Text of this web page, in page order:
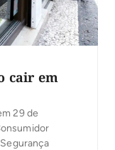
cair em
29 de